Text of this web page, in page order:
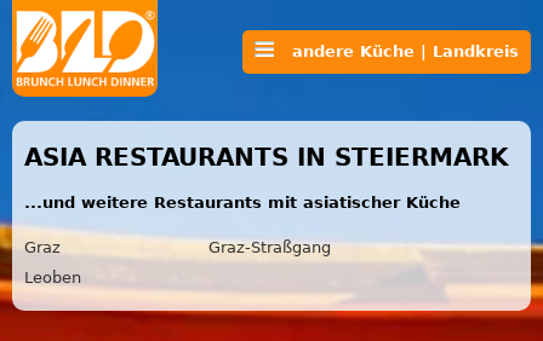
andere Küche | Landkreis
ASIA RESTAURANTS IN STEIERMARK
...und weitere Restaurants mit asiatischer Küche
Graz
Graz-Straßgang
Leoben